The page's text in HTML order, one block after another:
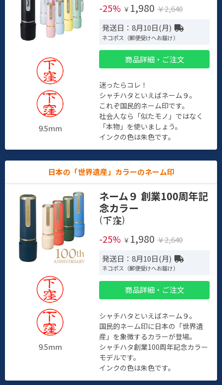
9.5mm
-25% ￥ 1,980 ￥2,640
発送日：8月10日(月)
ネコポス（郵便受けへお届け）
商品詳細・ご注文
迷ったらコレ！
シャチハタといえばネーム９。
これぞ国民的ネーム印です。
社会人なら「似たモノ」ではなく
「本物」を使いましょう。
インクの色は朱色です。
日本の「世界遺産」カラーのネーム印
9.5mm
ネーム９ 創業100周年記
念カラー
(
)
-25% ￥ 1,980 ￥2,640
発送日：8月10日(月)
ネコポス（郵便受けへお届け）
商品詳細・ご注文
シャチハタといえばネーム９。
国民的ネーム印に日本の「世界遺
産」を象徴するカラーが登場。
シャチハタ創業100周年記念カラー
モデルです。
インクの色は朱色です。